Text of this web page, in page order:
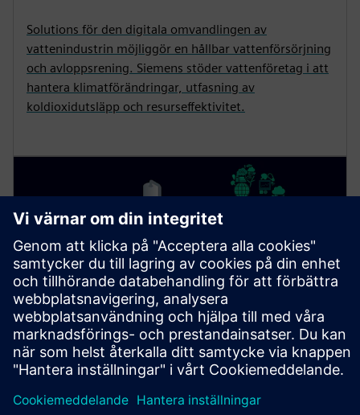
Solutions för den digitala omvandlingen av
vattenindustrin möjliggör en hållbar vattenförsörjning
och avloppsrening. Siemens stöder vattenföretag i att
hantera klimatförändringar, utfasning av
koldioxidutsläpp och resurseffektivitet.
Programvara för Energy
management